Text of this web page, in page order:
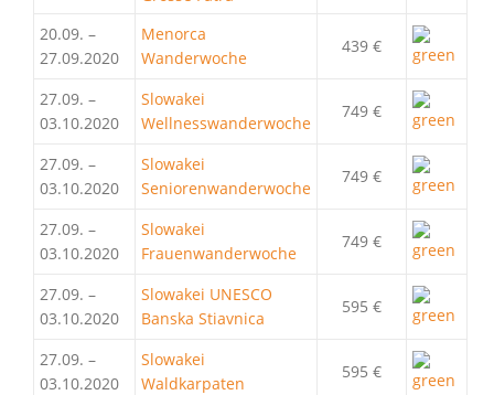
20.09. –
27.09.2020
Menorca
Wanderwoche
439 €
27.09. –
03.10.2020
Slowakei
Wellnesswanderwoche
749 €
27.09. –
03.10.2020
Slowakei
Seniorenwanderwoche
749 €
27.09. –
03.10.2020
Slowakei
Frauenwanderwoche
749 €
27.09. –
03.10.2020
Slowakei UNESCO
Banska Stiavnica
595 €
27.09. –
03.10.2020
Slowakei
Waldkarpaten
595 €